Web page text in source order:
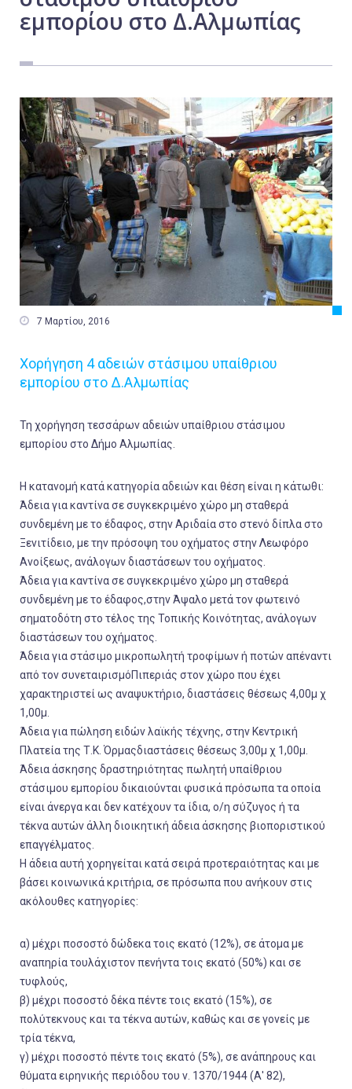
εμπορίου στο Δ.Αλμωπίας
 7 Μαρτίου, 2016
Χορήγηση 4 αδειών στάσιμου υπαίθριου
εμπορίου στο Δ.Αλμωπίας
Τη χορήγηση τεσσάρων αδειών υπαίθριου στάσιμου
εμπορίου στο Δήμο Αλμωπίας.
Η κατανομή κατά κατηγορία αδειών και θέση είναι η κάτωθι:
Άδεια για καντίνα σε συγκεκριμένο χώρο μη σταθερά
συνδεμένη με το έδαφος, στην Αριδαία στο στενό δίπλα στο
Ξενιτίδειο, με την πρόσοψη του οχήματος στην Λεωφόρο
Ανοίξεως, ανάλογων διαστάσεων του οχήματος.
Άδεια για καντίνα σε συγκεκριμένο χώρο μη σταθερά
συνδεμένη με το έδαφος,στην Άψαλο μετά τον φωτεινό
σηματοδότη στο τέλος της Τοπικής Κοινότητας, ανάλογων
διαστάσεων του οχήματος.
Άδεια για στάσιμο μικροπωλητή τροφίμων ή ποτών απέναντι
από τον συνεταιρισμόΠιπεριάς στον χώρο που έχει
χαρακτηριστεί ως αναψυκτήριο, διαστάσεις θέσεως 4,00μ χ
1,00μ.
Άδεια για πώληση ειδών λαϊκής τέχνης, στην Κεντρική
Πλατεία της Τ.Κ. Όρμαςδιαστάσεις θέσεως 3,00μ χ 1,00μ.
Άδεια άσκησης δραστηριότητας πωλητή υπαίθριου
στάσιμου εμπορίου δικαιούνται φυσικά πρόσωπα τα οποία
είναι άνεργα και δεν κατέχουν τα ίδια, ο/η σύζυγος ή τα
τέκνα αυτών άλλη διοικητική άδεια άσκησης βιοποριστικού
επαγγέλματος.
Η άδεια αυτή χορηγείται κατά σειρά προτεραιότητας και με
βάσει κοινωνικά κριτήρια, σε πρόσωπα που ανήκουν στις
ακόλουθες κατηγορίες:
α) μέχρι ποσοστό δώδεκα τοις εκατό (12%), σε άτομα με
αναπηρία τουλάχιστον πενήντα τοις εκατό (50%) και σε
τυφλούς,
β) μέχρι ποσοστό δέκα πέντε τοις εκατό (15%), σε
πολύτεκνους και τα τέκνα αυτών, καθώς και σε γονείς με
τρία τέκνα,
γ) μέχρι ποσοστό πέντε τοις εκατό (5%), σε ανάπηρους και
θύματα ειρηνικής περιόδου του ν. 1370/1944 (Α' 82),
Εργασία
Τοπικά
Αγροτικά
Οικονομία
Πολιτική
Αθλητικά
Αστυνομικό Δελτίο